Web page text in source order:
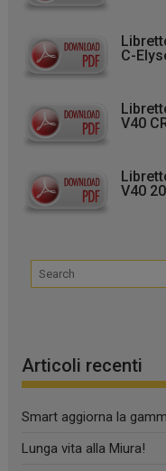
C-
V40
V40
Articoli recenti
Smart aggiorna la
Lunga vita alla Miura!